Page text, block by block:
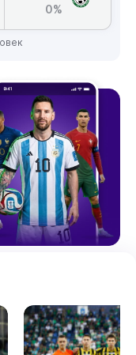
0%